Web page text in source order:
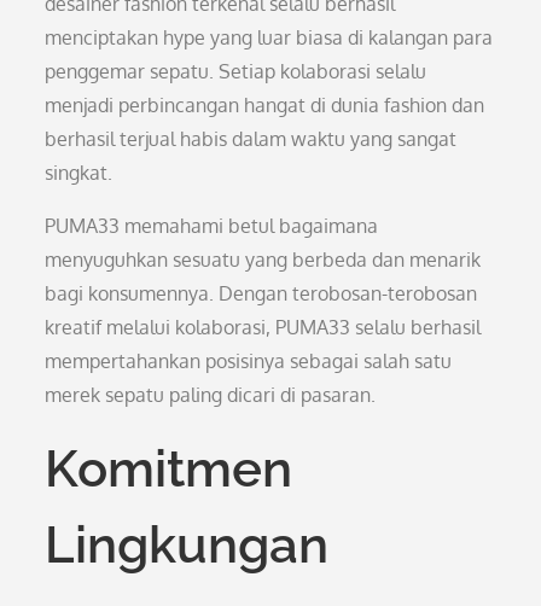
menciptakan hype yang luar biasa di kalangan para
penggemar sepatu. Setiap kolaborasi selalu
menjadi perbincangan hangat di dunia fashion dan
berhasil terjual habis dalam waktu yang sangat
singkat.
PUMA33 memahami betul bagaimana
menyuguhkan sesuatu yang berbeda dan menarik
bagi konsumennya. Dengan terobosan-terobosan
kreatif melalui kolaborasi, PUMA33 selalu berhasil
mempertahankan posisinya sebagai salah satu
merek sepatu paling dicari di pasaran.
Komitmen
Lingkungan